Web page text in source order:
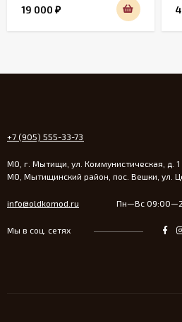
19 000 ₽
+7 (905) 555-33-73
МО, г. Мытищи, ул. Коммунистическая, д. 1
МО, Мытищинский район, пос. Вешки, ул.
info@oldkomod.ru Пн—Вс
Мы в соц. сетях